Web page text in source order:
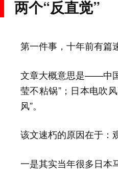
两个“反直觉”
第一件事， 十年前有篇
文章大概意思是——中
莹不粘锅”；日本电吹
风”。
该文速朽的原因在于：
一是其实当年很多日本